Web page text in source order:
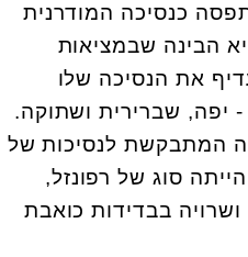
כנסיכה המודרנית
הבינה שבמציאות
את הנסיכה שלו
יפה, שברירית ושתוקה.
המתבקשת לנסיכות של
סוג של רפונזל,
בבדידות כואבת